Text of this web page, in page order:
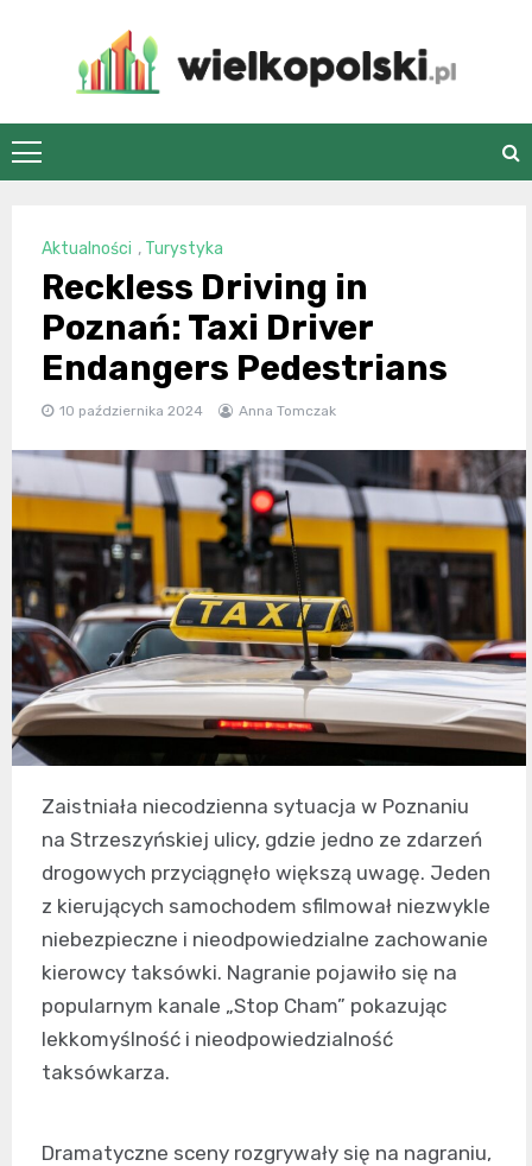
wielkopolski.pl
Aktualności , Turystyka
Reckless Driving in
Poznań: Taxi Driver
Endangers Pedestrians
10 października 2024 Anna Tomczak
Zaistniała niecodzienna sytuacja w Poznaniu
na Strzeszyńskiej ulicy, gdzie jedno ze zdarzeń
drogowych przyciągnęło większą uwagę. Jeden
z kierujących samochodem sfilmował niezwykle
niebezpieczne i nieodpowiedzialne zachowanie
kierowcy taksówki. Nagranie pojawiło się na
popularnym kanale „Stop Cham” pokazując
lekkomyślność i nieodpowiedzialność
taksówkarza.
Dramatyczne sceny rozgrywały się na nagraniu,